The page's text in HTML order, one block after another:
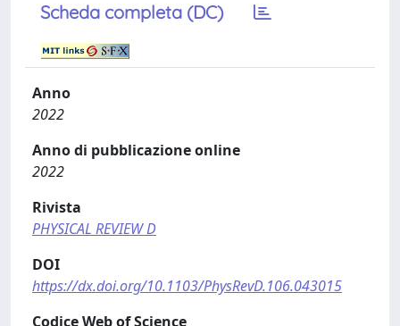
Scheda completa (DC)
Anno
2022
Anno di pubblicazione online
2022
Rivista
PHYSICAL REVIEW D
DOI
https://dx.doi.org/10.1103/PhysRevD.106.043015
Codice Web of Science